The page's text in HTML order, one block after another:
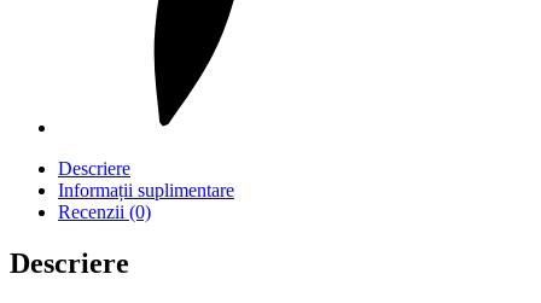
Descriere
Informații suplimentare
Recenzii (0)
Descriere